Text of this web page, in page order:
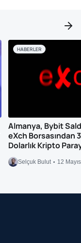
Almanya, Bybit
eXch Borsasından
Dolarlık Kripto
Selçuk Bulut 12
HABERLER